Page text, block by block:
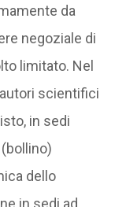
da
negoziale di
limitato. Nel
scientifici
in sedi
dello
in sedi ad